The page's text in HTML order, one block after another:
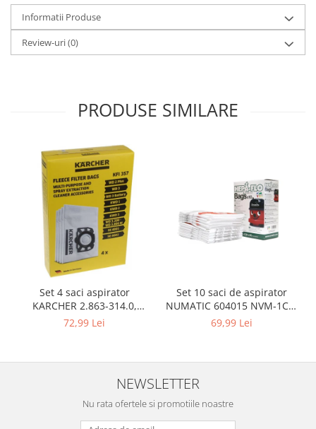
Ochelari de soare
Ochelari de vedere
Gaming, Carti & Birotica
Ingrijire personala & Cosmetice
Accesorii aparate hair styling
Aparate & Accesorii ingrijire
personala
Aparate cosmetice
Articole Sanatate si Wellness
Consumabile sanitare
Cosmetice si produse ingrijire
personala
Jucarii, Copii & Bebe
Camera copilului
Igiena si ingrijire
Informatii Produse
Review-uri(0)
PRODUSE SIMILARE
Set 4 saci aspirator
KARCHER 2.863-314.0,
compatibil cu WD, KWD, SE
72,99 Lei
Set 10 saci de aspirator
NUMATIC 604015 NVM-1CH,
9L
69,99 Lei
NEWSLETTER
Nu rata ofertele si promotiile noastre